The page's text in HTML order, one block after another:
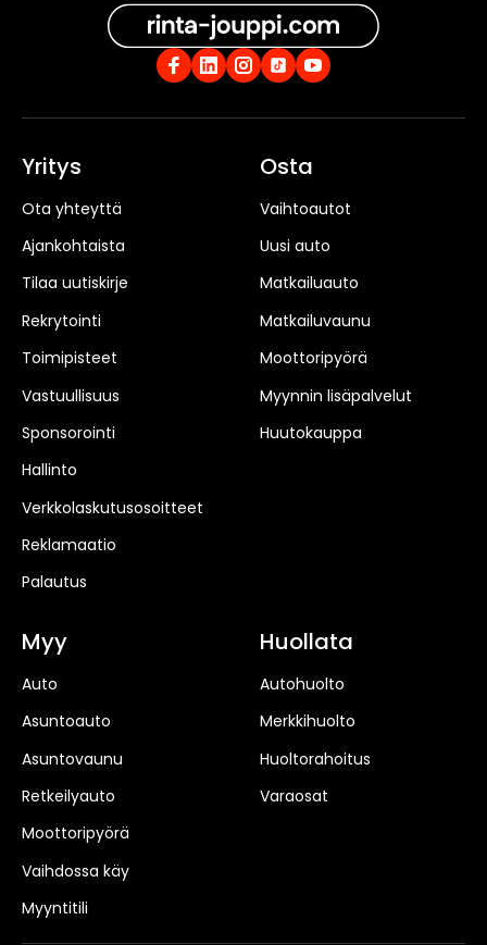
Yritys
Ota yhteyttä
Ajankohtaista
Tilaa uutiskirje
Rekrytointi
Toimipisteet
Vastuullisuus
Sponsorointi
Hallinto
Verkkolaskutusosoitteet
Reklamaatio
Palautus
Osta
Vaihtoautot
Uusi auto
Matkailuauto
Matkailuvaunu
Moottoripyörä
Myynnin lisäpalvelut
Huutokauppa
Myy
Auto
Asuntoauto
Asuntovaunu
Retkeilyauto
Moottoripyörä
Vaihdossa käy
Myyntitili
Huollata
Autohuolto
Merkkihuolto
Huoltorahoitus
Varaosat